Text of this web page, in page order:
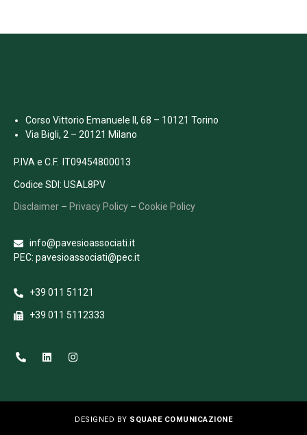
Corso Vittorio Emanuele II, 68 – 10121 Torino
Via Bigli, 2 – 20121 Milano
P.IVA e C.F. IT09454800013
Codice SDI: USAL8PV
Disclaimer – Privacy Policy – Cookie Policy
info@pavesioassociati.it
PEC: pavesioassociati@pec.it
+39 011 51121
+39 011 5112333
DESIGNED BY SQUARE COMUNICAZIONE